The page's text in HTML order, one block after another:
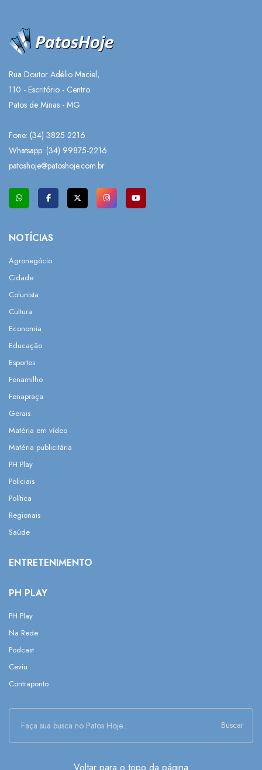
Rua Doutor Adélio Maciel,
110 - Escritório - Centro
Patos de Minas - MG
Fone: (34) 3825 2216
Whatsapp: (34) 99875-2216
patoshoje@patoshoje.com.br
NOTÍCIAS
Agronegócio
Cidade
Colunista
Cultura
Economia
Educação
Esportes
Fenamilho
Fenapraça
Gerais
Matéria em vídeo
Matéria publicitária
PH Play
Policiais
Política
Regionais
Saúde
ENTRETENIMENTO
PH PLAY
PH Play
Na Rede
Podcast
Ceviu
Contraponto
Buscar
Voltar para o topo da página